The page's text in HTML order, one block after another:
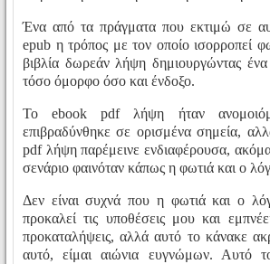
Ένα από τα πράγματα που εκτιμώ σε
epub η τρόπος με τον οποίο ισορροπεί
βιβλία δωρεάν λήψη δημιουργώντας ένα
τόσο όμορφο όσο και ένδοξο.
Το ebook pdf λήψη ήταν
επιβραδύνθηκε σε ορισμένα σημεία,
pdf λήψη παρέμεινε ενδιαφέρουσα, ακόμα
σενάριο φαινόταν κάπως η φωτιά και ο
Δεν είναι συχνά που η φωτιά και ο
προκαλεί τις υποθέσεις μου και
προκαταλήψεις, αλλά αυτό το κάνακε
αυτό, είμαι αιώνια ευγνώμων. Αυτό